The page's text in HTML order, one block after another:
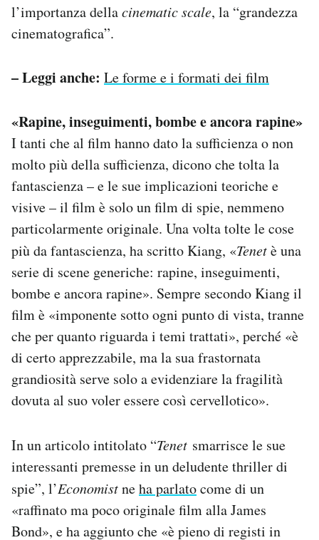
l’importanza dellacinematic scale, la “grandezza
cinematografica”.
– Leggi anche: Le forme e i formati dei film
«Rapine, inseguimenti, bombe e ancora rapine»
I tanti che al film hanno dato la sufficienza o non
molto più della sufficienza, dicono che tolta la
fantascienza – e le sue implicazioni teoriche e
visive – il film è solo un film di spie, nemmeno
particolarmente originale. Una volta tolte le cose
più da fantascienza, ha scritto Kiang, «Tenetè una
serie di scene generiche: rapine, inseguimenti,
bombe e ancora rapine». Sempre secondo Kiang il
film è «imponente sotto ogni punto di vista, tranne
che per quanto riguarda i temi trattati», perché «è
di certo apprezzabile, ma la sua frastornata
grandiosità serve solo a evidenziare la fragilità
dovuta al suo voler essere così cervellotico».
In un articolo intitolato “Tenet smarrisce le sue
interessanti premesse in un deludente thriller di
spie”, l’Economistneha parlatocome di un
«raffinato ma poco originale film alla James
Bond», e ha aggiunto che «è pieno di registi in